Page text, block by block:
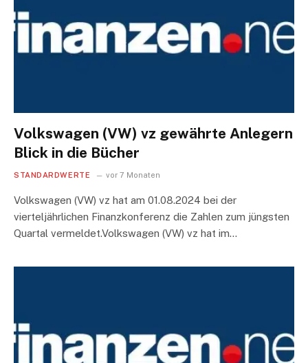
Volkswagen (VW) vz gewährte Anlegern
Blick in die Bücher
STANDARDWERTE vor 7 Monaten
Volkswagen (VW) vz hat am 01.08.2024 bei der
vierteljährlichen Finanzkonferenz die Zahlen zum jüngsten
Quartal vermeldet.Volkswagen (VW) vz hat im…